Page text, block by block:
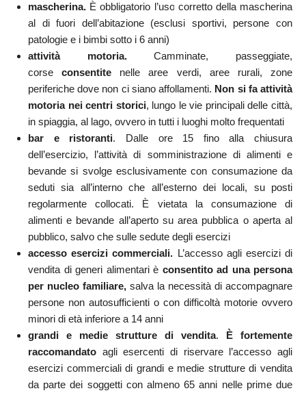
mascherina. È obbligatorio l’uso corretto della mascherina
al di fuori dell’abitazione (esclusi sportivi, persone con
patologie e i bimbi sotto i 6 anni)
attività motoria.Camminate, passeggiate,
corseconsentite nelle aree verdi, aree rurali, zone
periferiche dove non ci siano affollamenti. Non si fa attività
motoria nei centri storici, lungo le vie principali delle città,
in spiaggia, al lago, ovvero in tutti i luoghi molto frequentati
bar e ristoranti. Dalle ore 15 fino alla chiusura
dell’esercizio, l’attività di somministrazione di alimenti e
bevande si svolge esclusivamente con consumazione da
seduti sia all’interno che all’esterno dei locali, su posti
regolarmente collocati. È vietata la consumazione di
alimenti e bevande all’aperto su area pubblica o aperta al
pubblico, salvo che sulle sedute degli esercizi
accesso esercizi commerciali. L’accesso agli esercizi di
vendita di generi alimentari è consentito ad una persona
per nucleo familiare, salva la necessità di accompagnare
persone non autosufficienti o con difficoltà motorie ovvero
minori di età inferiore a 14 anni
grandi e medie strutture di vendita. È fortemente
raccomandato agli esercenti di riservare l’accesso agli
esercizi commerciali di grandi e medie strutture di vendita
da parte dei soggetti con almeno 65 anni nelle prime due